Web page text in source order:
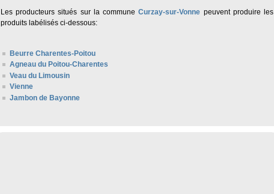
Les producteurs situés sur la communeCurzay-sur-Vonne peuvent produire les
produits labélisés ci-dessous:
Beurre Charentes-Poitou
Agneau du Poitou-Charentes
Veau du Limousin
Vienne
Jambon de Bayonne